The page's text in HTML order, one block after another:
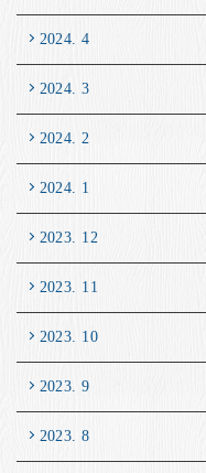
2024. 4
2024. 3
2024. 2
2024. 1
2023. 12
2023. 11
2023. 10
2023. 9
2023. 8